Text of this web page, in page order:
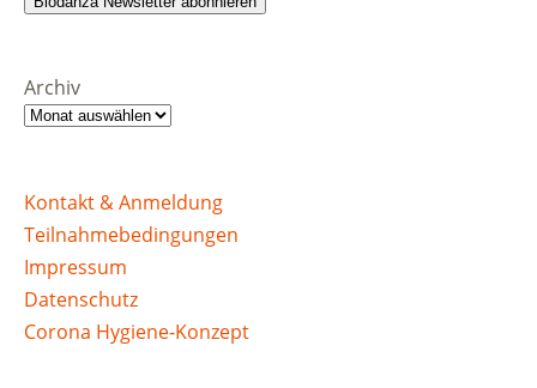
Archiv
Kontakt & Anmeldung
Teilnahmebedingungen
Impressum
Datenschutz
Corona Hygiene-Konzept